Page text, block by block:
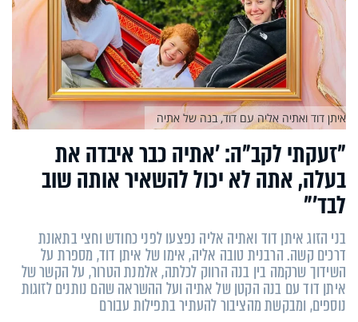
"זעקתי לקב"ה: 'אתיה כבר איבדה את
בעלה, אתה לא יכול להשאיר אותה שוב
לבד'"
בני הזוג איתן דוד ואתיה אליה נפצעו לפני כחודש וחצי בתאונת
דרכים קשה. הרבנית טובה אליה, אימו של איתן דוד, מספרת על
השידוך שרקמה בין בנה הרווק לכלתה, אלמנת הטרור, על הקשר של
איתן דוד עם בנה הקטן של אתיה ועל ההשראה שהם נותנים לזוגות
נוספים, ומבקשת מהציבור להעתיר בתפילות עבורם
איתן דוד ואתיה אליה עם דוד, בנה של אתיה